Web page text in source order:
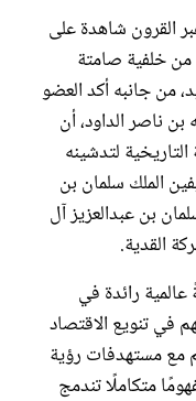
القرون شاهدة على
من خلفية صامتة
من جانبه أكد العضو
بن ناصر الداود، أن
لتدشينه
الملك سلمان بن
بن عبدالعزيز آل
القدية.
عالمية رائدة في
في تنويع الاقتصاد
مع مستهدفات رؤية
مفهومًا متكاملًا تندمج